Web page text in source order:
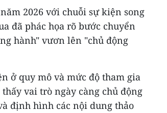
2026 với chuỗi sự kiện song
đã phác họa rõ bước chuyển
hành" vươn lên "chủ động
ở quy mô và mức độ tham gia
vai trò ngày càng chủ động
định hình các nội dung thảo